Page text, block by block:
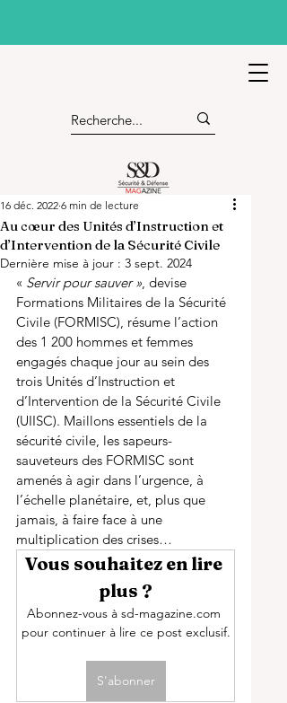
Au cœur des Unités d’Instruction et
d’Intervention de la Sécurité Civile
16 déc. 2022 6 min de lecture
Dernière mise à jour : 3 sept. 2024
« Servir pour sauver », devise
Formations Militaires de la Sécurité
Civile (FORMISC), résume l’action
des 1 200 hommes et femmes
engagés chaque jour au sein des
trois Unités d’Instruction et
d’Intervention de la Sécurité Civile
(UIISC). Maillons essentiels de la
sécurité civile, les sapeurs-
sauveteurs des FORMISC sont
amenés à agir dans l’urgence, à
l’échelle planétaire, et, plus que
jamais, à faire face à une
multiplication des crises…
Vous souhaitez en lire
plus ?
Abonnez-vous à sd-magazine.com
pour continuer à lire ce post exclusif.
S'abonner